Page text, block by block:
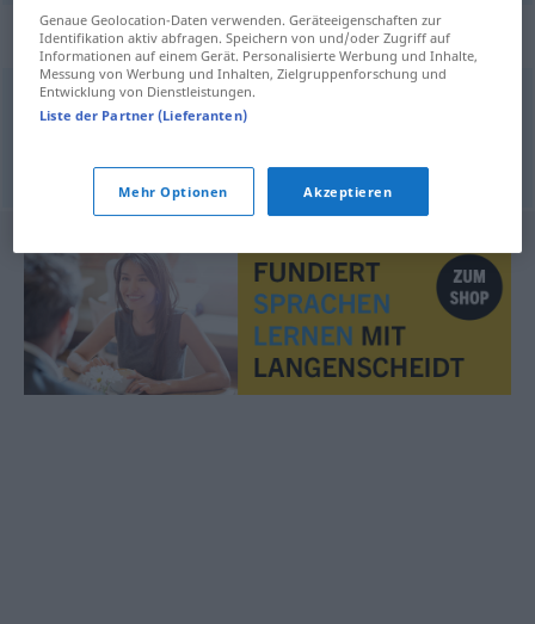
Synonyme für "Illustrierte"
Zeitschrift,Magazin,Journal (franz.)
© OpenThesaurus.de
Genaue Geolocation-Daten verwenden. Geräteeigenschaften zur
Identifikation aktiv abfragen. Speichern von und/oder Zugriff auf
Informationen auf einem Gerät. Personalisierte Werbung und Inhalte,
Messung von Werbung und Inhalten, Zielgruppenforschung und
Entwicklung von Dienstleistungen.
Liste der Partner (Lieferanten)
Mehr Optionen Akzeptieren